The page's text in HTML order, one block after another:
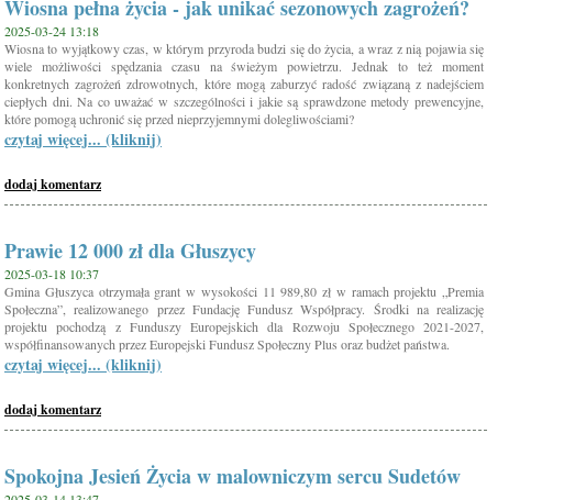
Wiosna pełna życia - jak unikać sezonowych zagrożeń?
2025-03-24 13:18
Wiosna to wyjątkowy czas, w którym przyroda budzi się do życia, a wraz z nią pojawia się
wiele możliwości spędzania czasu na świeżym powietrzu. Jednak to też moment
konkretnych zagrożeń zdrowotnych, które mogą zaburzyć radość związaną z nadejściem
ciepłych dni. Na co uważać w szczególności i jakie są sprawdzone metody prewencyjne,
które pomogą uchronić się przed nieprzyjemnymi dolegliwościami?
czytaj więcej... (kliknij)
dodaj komentarz
Prawie 12 000 zł dla Głuszycy
2025-03-18 10:37
Gmina Głuszyca otrzymała grant w wysokości 11 989,80 zł w ramach projektu „Premia
Społeczna”, realizowanego przez Fundację Fundusz Współpracy. Środki na realizację
projektu pochodzą z Funduszy Europejskich dla Rozwoju Społecznego 2021-2027,
współfinansowanych przez Europejski Fundusz Społeczny Plus oraz budżet państwa.
czytaj więcej... (kliknij)
dodaj komentarz
Spokojna Jesień Życia w malowniczym sercu Sudetów